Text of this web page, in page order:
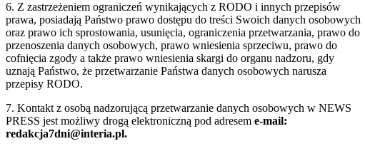
6. Z zastrzeżeniem ograniczeń wynikających z RODO i innych przepisów
prawa, posiadają Państwo prawo dostępu do treści Swoich danych osobowych
oraz prawo ich sprostowania, usunięcia, ograniczenia przetwarzania, prawo do
przenoszenia danych osobowych, prawo wniesienia sprzeciwu, prawo do
cofnięcia zgody a także prawo wniesienia skargi do organu nadzoru, gdy
uznają Państwo, że przetwarzanie Państwa danych osobowych narusza
przepisy RODO.
7. Kontakt z osobą nadzorującą przetwarzanie danych osobowych w NEWS
PRESS jest możliwy drogą elektroniczną pod adresem e-mail:
redakcja7dni@interia.pl.